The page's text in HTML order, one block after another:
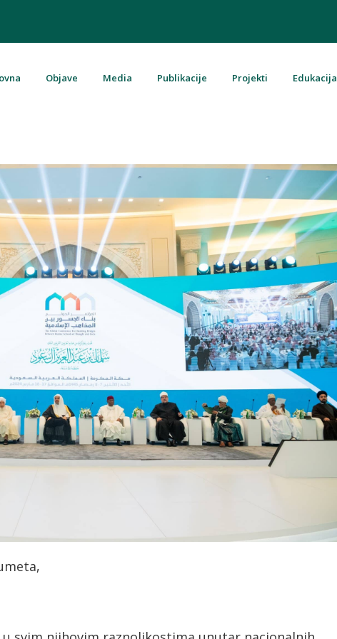
Objave Media Publikacije Projekti Edukacija